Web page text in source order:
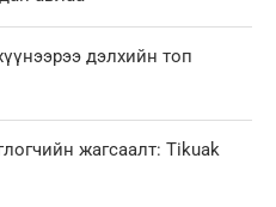
дэлхийн топ
жагсаалт: Tikuak